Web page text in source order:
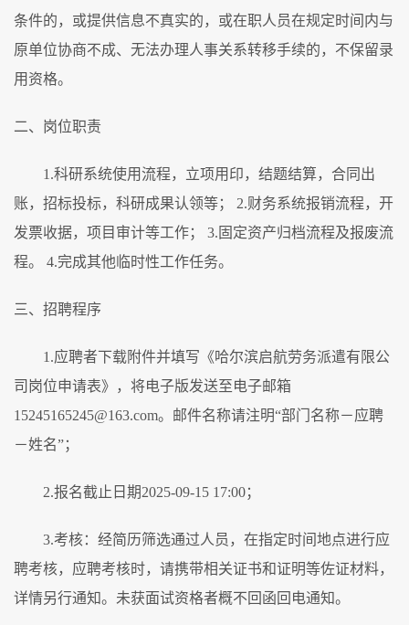
条件的，或提供信息不真实的，或在职人员在规定时间内与
原单位协商不成、无法办理人事关系转移手续的，不保留录
用资格。
二、岗位职责
1.科研系统使用流程，立项用印，结题结算，合同出
账，招标投标，科研成果认领等； 2.财务系统报销流程，开
发票收据，项目审计等工作； 3.固定资产归档流程及报废流
程。 4.完成其他临时性工作任务。
三、招聘程序
1.应聘者下载附件并填写《哈尔滨启航劳务派遣有限公
司岗位申请表》，将电子版发送至电子邮箱
15245165245@163.com。邮件名称请注明“部门名称－应聘
－姓名”；
2.报名截止日期2025-09-15 17:00；
3.考核：经简历筛选通过人员，在指定时间地点进行应
聘考核，应聘考核时，请携带相关证书和证明等佐证材料，
详情另行通知。未获面试资格者概不回函回电通知。